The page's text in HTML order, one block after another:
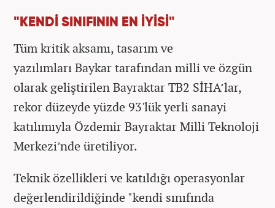
"KENDİ SINIFININ EN İYİSİ"
Tüm kritik aksamı, tasarım ve
yazılımları Baykar tarafından milli ve özgün
olarak geliştirilen Bayraktar TB2 SİHA’lar,
rekor düzeyde yüzde 93'lük yerli sanayi
katılımıyla Özdemir Bayraktar Milli Teknoloji
Merkezi’nde üretiliyor.
Teknik özellikleri ve katıldığı operasyonlar
değerlendirildiğinde "kendi sınıfında